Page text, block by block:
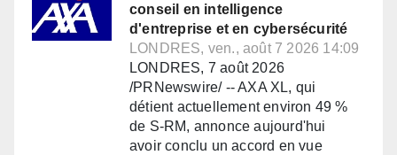
conseil en intelligence
d'entreprise et en cybersécurité
LONDRES, ven., août 7 2026 14:09
LONDRES, 7 août 2026
/PRNewswire/ -- AXA XL, qui
détient actuellement environ 49 %
de S-RM, annonce aujourd'hui
avoir conclu un accord en vue